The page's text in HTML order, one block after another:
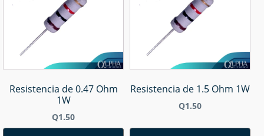
Resistencia de 0.47 Ohm
1W
Q1.50
Resistencia de 1.5 Ohm 1W
Q1.50